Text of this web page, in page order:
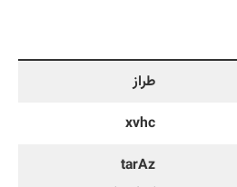
طراز
xvhc
tarAz